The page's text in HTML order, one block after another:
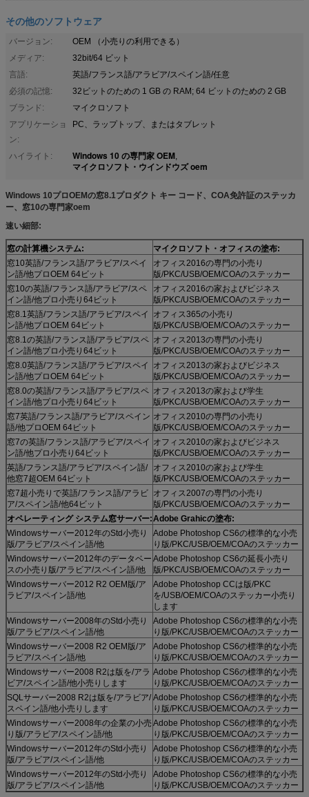
その他のソフトウェア
バージョン:
OEM （小売りの利用できる）
メディア:
32bit/64 ビット
言語:
英語/フランス語/アラビア/スペイン語/任意
必須の記憶:
32ビットのための 1 GB の RAM; 64 ビットのための 2 GB
ブランド:
マイクロソフト
アプリケーショ
ン:
PC、ラップトップ、またはタブレット
ハイライト: Windows 10 の専門家 OEM,
マイクロソフト・ウインドウズ oem
Windows 10プロOEMの窓8.1プロダクト キー コード、COA免許証のステッカ
ー、窓10の専門家oem
速い細部:
窓の計算機システム:
マイクロソフト・オフィスの塗布:
窓10英語/フランス語/アラビア/スペイ
ン語/他プロOEM 64ビット
オフィス2016の専門の小売り
版/PKC/USB/OEM/COAのステッカー
窓10の英語/フランス語/アラビア/スペ
イン語/他プロ小売り64ビット
オフィス2016の家およびビジネス
版/PKC/USB/OEM/COAのステッカー
窓8.1英語/フランス語/アラビア/スペイ
ン語/他プロOEM 64ビット
オフィス365の小売り
版/PKC/USB/OEM/COAのステッカー
窓8.1の英語/フランス語/アラビア/スペ
イン語/他プロ小売り64ビット
オフィス2013の専門の小売り
版/PKC/USB/OEM/COAのステッカー
窓8.0英語/フランス語/アラビア/スペイ
ン語/他プロOEM 64ビット
オフィス2013の家およびビジネス
版/PKC/USB/OEM/COAのステッカー
窓8.0の英語/フランス語/アラビア/スペ
イン語/他プロ小売り64ビット
オフィス2013の家および学生
版/PKC/USB/OEM/COAのステッカー
窓7英語/フランス語/アラビア/スペイン
語/他プロOEM 64ビット
オフィス2010の専門の小売り
版/PKC/USB/OEM/COAのステッカー
窓7の英語/フランス語/アラビア/スペイ
ン語/他プロ小売り64ビット
オフィス2010の家およびビジネス
版/PKC/USB/OEM/COAのステッカー
英語/フランス語/アラビア/スペイン語/
他窓7超OEM 64ビット
オフィス2010の家および学生
版/PKC/USB/OEM/COAのステッカー
窓7超小売りで英語/フランス語/アラビ
ア/スペイン語/他64ビット
オフィス2007の専門の小売り
版/PKC/USB/OEM/COAのステッカー
オペレーティング システム窓サーバー:Adobe Grahicの塗布:
Windowsサーバー2012年のStd小売り
版/アラビア/スペイン語/他
Adobe Photoshop CS6の標準的な小売
り版/PKC/USB/OEM/COAのステッカー
Windowsサーバー2012年のデータベー
スの小売り版/アラビア/スペイン語/他
Adobe Photoshop CS6の延長小売り
版/PKC/USB/OEM/COAのステッカー
Windowsサーバー2012 R2 OEM版/ア
ラビア/スペイン語/他
Adobe Photoshop CCは版/PKC
を/USB/OEM/COAのステッカー小売り
します
Windowsサーバー2008年のStd小売り
版/アラビア/スペイン語/他
Adobe Photoshop CS6の標準的な小売
り版/PKC/USB/OEM/COAのステッカー
Windowsサーバー2008 R2 OEM版/ア
ラビア/スペイン語/他
Adobe Photoshop CS6の標準的な小売
り版/PKC/USB/OEM/COAのステッカー
Windowsサーバー2008 R2は版を/アラ
ビア/スペイン語/他小売りします
Adobe Photoshop CS6の標準的な小売
り版/PKC/USB/OEM/COAのステッカー
SQLサーバー2008 R2は版を/アラビア/
スペイン語/他小売りします
Adobe Photoshop CS6の標準的な小売
り版/PKC/USB/OEM/COAのステッカー
Windowsサーバー2008年の企業の小売
り版/アラビア/スペイン語/他
Adobe Photoshop CS6の標準的な小売
り版/PKC/USB/OEM/COAのステッカー
Windowsサーバー2012年のStd小売り
版/アラビア/スペイン語/他
Adobe Photoshop CS6の標準的な小売
り版/PKC/USB/OEM/COAのステッカー
Windowsサーバー2012年のStd小売り
版/アラビア/スペイン語/他
Adobe Photoshop CS6の標準的な小売
り版/PKC/USB/OEM/COAのステッカー